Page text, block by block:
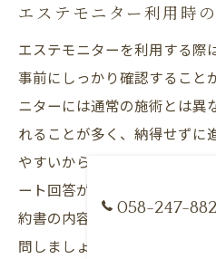
エステモニター利用時
エステモニターを利用する際
事前にしっかり確認すること
ニターには通常の施術とは異
れることが多く、納得せずに
やすいからです。例えば、施
ート回答が求められる場合が
約書の内容を一つ一つ読み、
問しましょう。こうした注意
058-247-